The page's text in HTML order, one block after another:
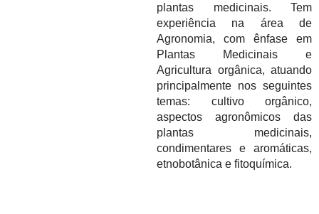
plantas medicinais. Tem
experiência na área de
Agronomia, com ênfase em
Plantas Medicinais e
Agricultura orgânica, atuando
principalmente nos seguintes
temas: cultivo orgânico,
aspectos agronômicos das
plantas medicinais,
condimentares e aromáticas,
etnobotânica e fitoquímica.